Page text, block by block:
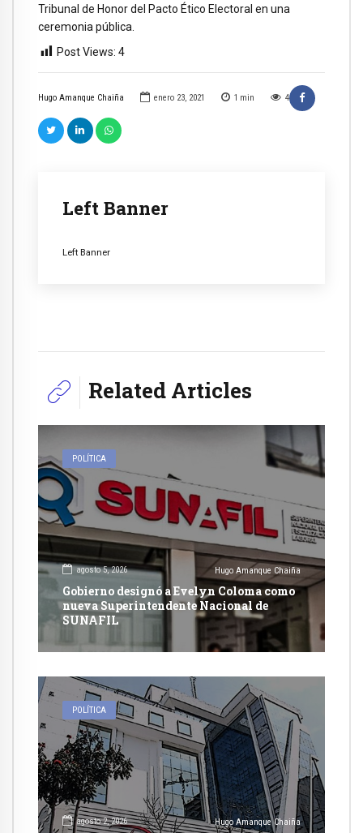
Hugo Amanque Chaiña enero 23, 2021 1 min 4
Left Banner
Left Banner
Tribunal de Honor del Pacto Ético Electoral en una
ceremonia pública.
Post Views: 4
Related Articles
POLÍTICA
agosto 5, 2026 Hugo Amanque Chaiña
Gobierno designó a Evelyn Coloma como
nueva Superintendente Nacional de
SUNAFIL
POLÍTICA
agosto 2, 2026 Hugo Amanque Chaiña